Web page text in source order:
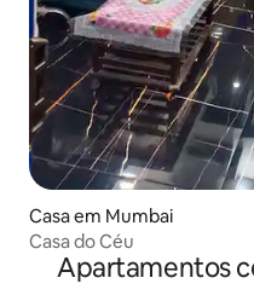
Casa em Mumbai
Casa do Céu
Apartamentos